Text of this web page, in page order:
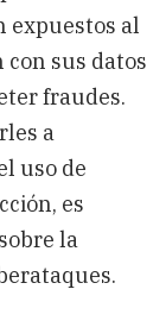
expuestos al
con sus datos
fraudes.
a
uso de
es
la